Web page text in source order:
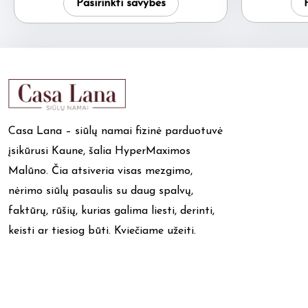
3.45 €.
2.95 €.
Pasirinkti savybes
may
be
chosen
on
the
product
Casa Lana – siūlų namai fizinė parduotuvė
įsikūrusi Kaune, šalia HyperMaximos
Malūno. Čia atsiveria visas mezgimo,
nėrimo siūlų pasaulis su daug spalvų,
faktūrų, rūšių, kurias galima liesti, derinti,
keisti ar tiesiog būti. Kviečiame užeiti.